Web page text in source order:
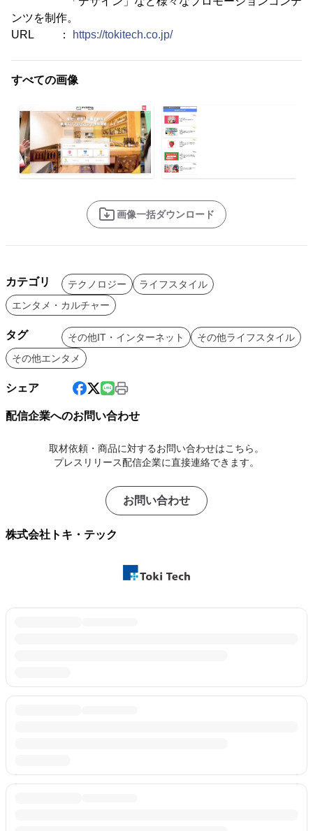
ンツを制作。
URL ：
https://tokitech.co.jp/
すべての画像
画像一括ダウンロード
カテゴリ テクノロジー
ライフスタイル
エンタメ・カルチャー
タグ その他IT・インターネット
その他ライフスタイル
その他エンタメ
シェア
配信企業へのお問い合わせ
取材依頼・商品に対するお問い合わせはこちら。
プレスリリース配信企業に直接連絡できます。
お問い合わせ
株式会社トキ・テック